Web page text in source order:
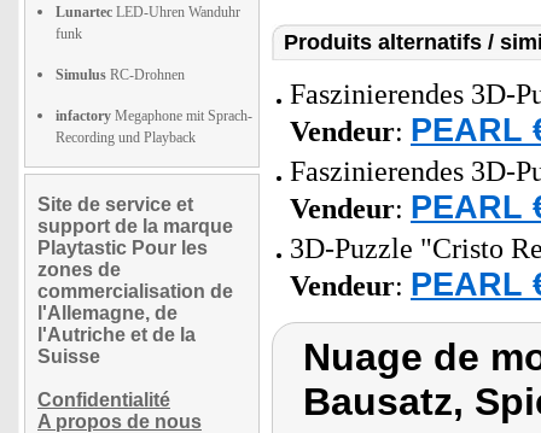
Lunartec LED-Uhren Wanduhr
funk
Simulus RC-Drohnen
infactory Megaphone mit Sprach-
Recording und Playback
Site de service et
support de la marque
Playtastic Pour les
zones de
commercialisation de
l'Allemagne, de
l'Autriche et de la
Suisse
Confidentialité
A propos de nous
Produits alternatifs /
Faszinierendes 3D-
Vendeur: PEARL
Faszinierendes 3D-
Vendeur: PEARL
3D-Puzzle "Cristo
Vendeur: PEARL
Nuage de
Bausatz,